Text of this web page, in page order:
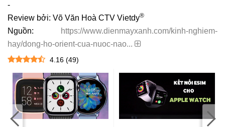
-
Review bởi: Võ Văn Hoà CTV Vietdy®
Nguồn:
https://www.dienmayxanh.com/kinh-nghiem-
hay/dong-ho-orient-cua-nuoc-nao...
4.16 (49)